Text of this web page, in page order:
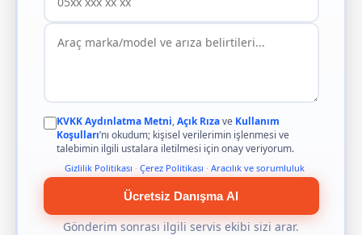
KVKK Aydınlatma Metni,Açık Rızave Kullanım
Koşulları’nı okudum; kişisel verilerimin işlenmesi ve
talebimin ilgili ustalara iletilmesi için onay veriyorum.
Gizlilik Politikası · Çerez Politikası · Aracılık ve sorumluluk
Ücretsiz Danışma Al
Gönderim sonrası ilgili servis ekibi sizi arar.